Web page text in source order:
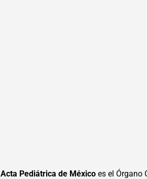
Acta Pediátrica de México es el Órgano